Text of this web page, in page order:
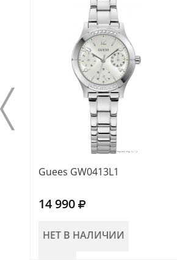
Guees GW0413L1
14 990
НЕТ В НАЛИЧИИ